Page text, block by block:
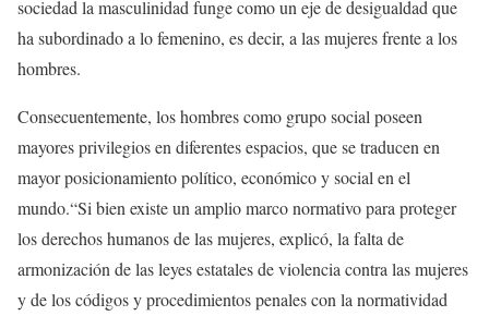
sociedad la masculinidad funge como un eje de desigualdad que
ha subordinado a lo femenino, es decir, a las mujeres frente a los
hombres.
Consecuentemente, los hombres como grupo social poseen
mayores privilegios en diferentes espacios, que se traducen en
mayor posicionamiento político, económico y social en el
mundo.“Si bien existe un amplio marco normativo para proteger
los derechos humanos de las mujeres, explicó, la falta de
armonización de las leyes estatales de violencia contra las mujeres
y de los códigos y procedimientos penales con la normatividad